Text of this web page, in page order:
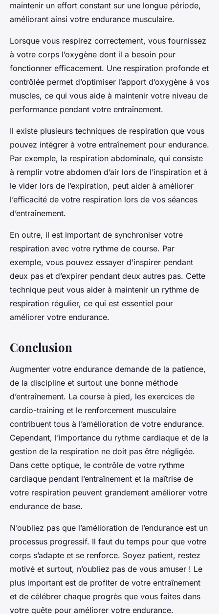
maintenir un effort constant sur une longue période,
améliorant ainsi votre endurance musculaire.
Lorsque vous respirez correctement, vous fournissez
à votre corps l’oxygène dont il a besoin pour
fonctionner efficacement. Une respiration profonde et
contrôlée permet d’optimiser l’apport d’oxygène à vos
muscles, ce qui vous aide à maintenir votre niveau de
performance pendant votre entraînement.
Il existe plusieurs techniques de respiration que vous
pouvez intégrer à votre entraînement pour endurance.
Par exemple, la respiration abdominale, qui consiste
à remplir votre abdomen d’air lors de l’inspiration et à
le vider lors de l’expiration, peut aider à améliorer
l’efficacité de votre respiration lors de vos séances
d’entraînement.
En outre, il est important de synchroniser votre
respiration avec votre rythme de course. Par
exemple, vous pouvez essayer d’inspirer pendant
deux pas et d’expirer pendant deux autres pas. Cette
technique peut vous aider à maintenir un rythme de
respiration régulier, ce qui est essentiel pour
améliorer votre endurance.
Conclusion
Augmenter votre endurance demande de la patience,
de la discipline et surtout une bonne méthode
d’entraînement. La course à pied, les exercices de
cardio-training et le renforcement musculaire
contribuent tous à l’amélioration de votre endurance.
Cependant, l’importance du rythme cardiaque et de la
gestion de la respiration ne doit pas être négligée.
Dans cette optique, le contrôle de votre rythme
cardiaque pendant l’entraînement et la maîtrise de
votre respiration peuvent grandement améliorer votre
endurance de base.
N’oubliez pas que l’amélioration de l’endurance est un
processus progressif. Il faut du temps pour que votre
corps s’adapte et se renforce. Soyez patient, restez
motivé et surtout, n’oubliez pas de vous amuser ! Le
plus important est de profiter de votre entraînement
et de célébrer chaque progrès que vous faites dans
votre quête pour améliorer votre endurance.